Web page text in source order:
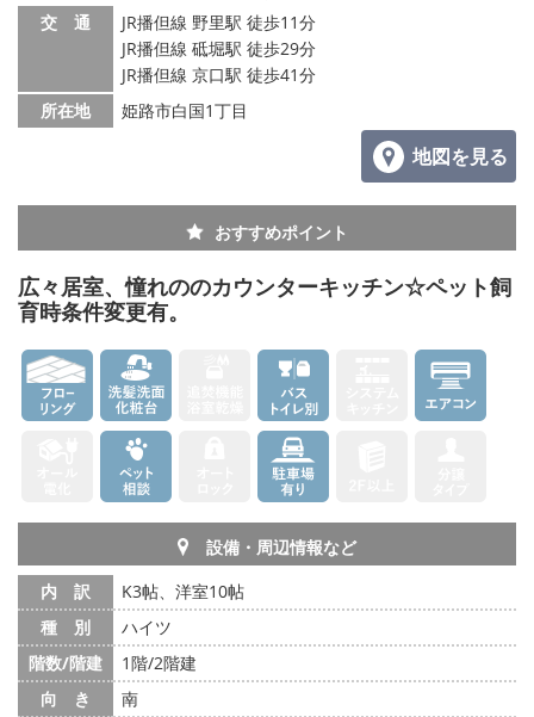
交 通
JR播但線 野里駅 徒歩11分
JR播但線 砥堀駅 徒歩29分
JR播但線 京口駅 徒歩41分
所在地
姫路市白国1丁目
地図を見る
おすすめポイント
広々居室、憧れののカウンターキッチン☆ペット飼
育時条件変更有。
設備・周辺情報など
内 訳
K3帖、洋室10帖
種 別
ハイツ
階数/階建
1階/2階建
向 き
南